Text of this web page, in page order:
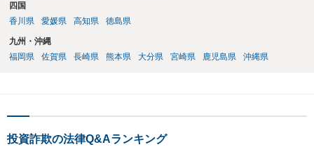
す。何もしなければ回収をすることはできません。みんなで大家さん4
3号については、「アグレボセンターで何らかの事業が行われていた
か」ではなく、「その事業が巨額の賃料を支払えるだけの実体を持っ
ていたのか。そして賃料はどこから出ていたのか」という点はかなり
四国
香川県
愛媛県 高知県 徳島県
九州・沖縄
福岡県
佐賀県 長崎県 熊本県 大分県 宮崎県 鹿児島県 沖縄県
投資詐欺の法律Q&Aランキング